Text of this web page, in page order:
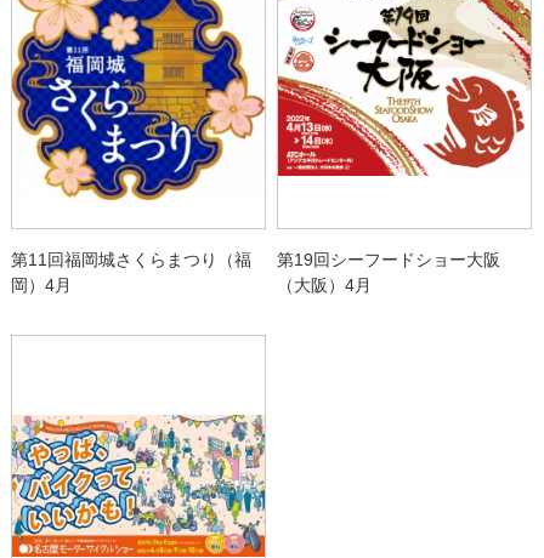
第11回福岡城さくらまつり（福
岡）4月
第19回シーフードショー大阪
（大阪）4月